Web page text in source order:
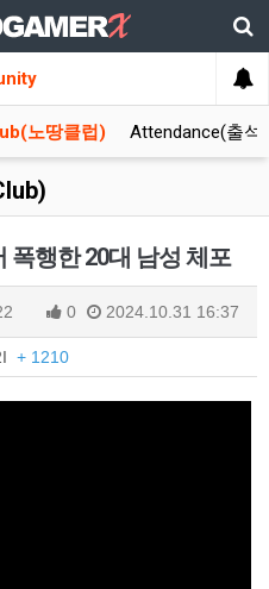
노땅클럽) Attendance(출석
폭행한 20대 남성 체포
0 2024.10.31 16:37
+ 1210